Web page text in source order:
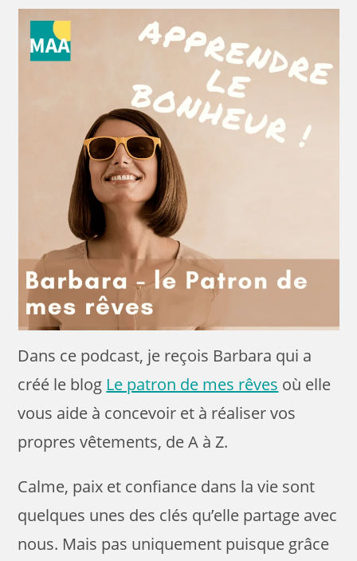
Dans ce podcast, je reçois Barbara qui a
créé le blog Le patron de mes rêves où elle
vous aide à concevoir et à réaliser vos
propres vêtements, de A à Z.
Calme, paix et confiance dans la vie sont
quelques unes des clés qu’elle partage avec
nous. Mais pas uniquement puisque grâce